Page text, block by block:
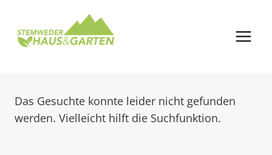
springen
Das Gesuchte konnte leider nicht gefunden
werden. Vielleicht hilft die Suchfunktion.